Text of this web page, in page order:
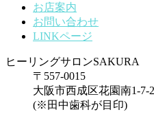
お店案内
お問い合わせ
LINKページ
ヒーリングサロンSAKURA
〒557-0015
大阪市西成区花園南1-7-
(※田中歯科が目印)